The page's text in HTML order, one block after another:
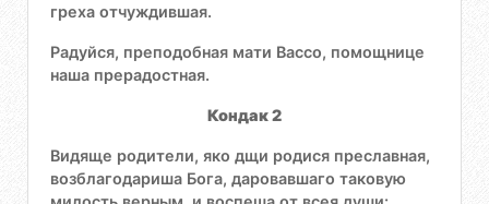
греха отчуждившая.
Радуйся, преподобная мати Вассо, помощнице
наша прерадостная.
Кондак 2
Видяще родители, яко дщи родися преславная,
возблагодариша Бога, даровавшаго таковую